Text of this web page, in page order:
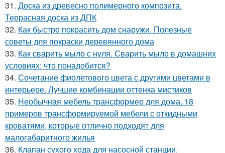
31. Доска из древесно полимерного композита.
Террасная доска из ДПК
32. Как быстро покрасить дом снаружи. Полезные
советы для покраски деревянного дома
33. Как сварить мыло с нуля. Сварить мыло в домашних
условиях: что понадобится?
34. Сочетание фиолетового цвета с другими цветами в
интерьере. Лучшие комбинации оттенка мистиков
35. Необычная мебель трансформер для дома. 18
примеров трансформируемой мебели с откидными
кроватями, которые отлично подходят для
малогабаритного жилья
36. Клапан сухого хода для насосной станции.